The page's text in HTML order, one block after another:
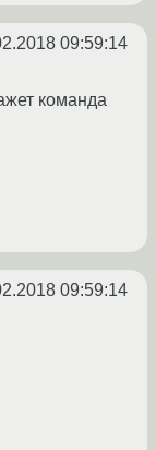
09:59:14
команда
09:59:14